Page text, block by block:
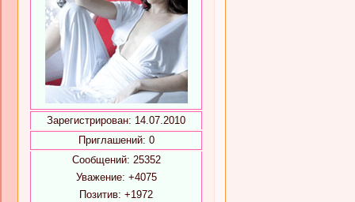
Зарегистрирован: 14.07.2010
Приглашений: 0
Сообщений: 25352
Уважение: +4075
Позитив: +1972